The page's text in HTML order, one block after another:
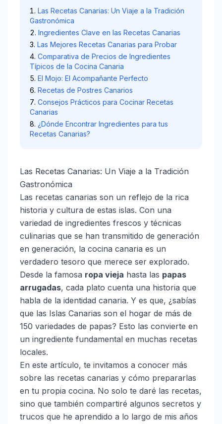
Las Recetas Canarias: Un Viaje a la Tradición
Gastronómica
Ingredientes Clave en las Recetas Canarias
Las Mejores Recetas Canarias para Probar
Comparativa de Precios de Ingredientes
Típicos de la Cocina Canaria
El Mojo: El Acompañante Perfecto
Recetas de Postres Canarios
Consejos Prácticos para Cocinar Recetas
Canarias
¿Dónde Encontrar Ingredientes para tus
Recetas Canarias?
Las Recetas Canarias: Un Viaje a la Tradición
Gastronómica
Las recetas canarias son un reflejo de la rica
historia y cultura de estas islas. Con una
variedad de ingredientes frescos y técnicas
culinarias que se han transmitido de generación
en generación, la cocina canaria es un
verdadero tesoro que merece ser explorado.
Desde la famosa ropa vieja hasta las papas
arrugadas, cada plato cuenta una historia que
habla de la identidad canaria. Y es que, ¿sabías
que las Islas Canarias son el hogar de más de
150 variedades de papas? Esto las convierte en
un ingrediente fundamental en muchas recetas
locales.
En este artículo, te invitamos a conocer más
sobre las recetas canarias y cómo prepararlas
en tu propia cocina. No solo te daré las recetas,
sino que también compartiré algunos secretos y
trucos que he aprendido a lo largo de mis años